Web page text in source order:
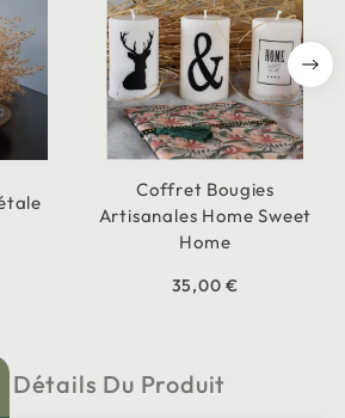
Coffret Bougies
Artisanales Home Sweet
Home
35,00 €
Détails Du Produit